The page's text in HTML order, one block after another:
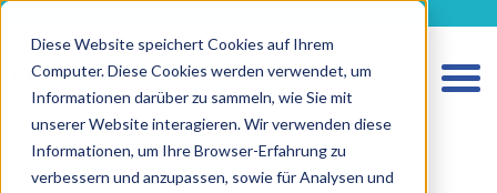
Diese Website speichert Cookies auf Ihrem
Computer. Diese Cookies werden verwendet, um
Informationen darüber zu sammeln, wie Sie mit
unserer Website interagieren. Wir verwenden diese
Informationen, um Ihre Browser-Erfahrung zu
verbessern und anzupassen, sowie für Analysen und